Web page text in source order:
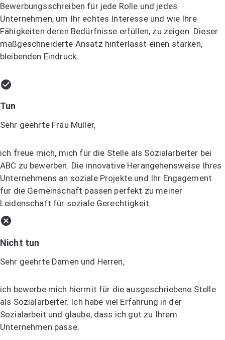
Bewerbungsschreiben für jede Rolle und jedes
Unternehmen, um Ihr echtes Interesse und wie Ihre
Fähigkeiten deren Bedürfnisse erfüllen, zu zeigen. Dieser
maßgeschneiderte Ansatz hinterlässt einen starken,
bleibenden Eindruck.
Tun
Sehr geehrte Frau Müller,
ich freue mich, mich für die Stelle als Sozialarbeiter bei
ABC zu bewerben. Die innovative Herangehensweise Ihres
Unternehmens an soziale Projekte und Ihr Engagement
für die Gemeinschaft passen perfekt zu meiner
Leidenschaft für soziale Gerechtigkeit.
Nicht tun
Sehr geehrte Damen und Herren,
ich bewerbe mich hiermit für die ausgeschriebene Stelle
als Sozialarbeiter. Ich habe viel Erfahrung in der
Sozialarbeit und glaube, dass ich gut zu Ihrem
Unternehmen passe.